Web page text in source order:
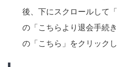
後、下にスクロールして
の「こちらより退会手続
の「こちら」をクリック